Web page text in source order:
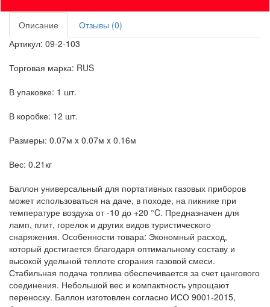
Описание
Отзывы (0)
Артикул: 09-2-103
Торговая марка: RUS
В упаковке: 1 шт.
В коробке: 12 шт.
Размеры: 0.07м x 0.07м x 0.16м
Вес: 0.21кг
Баллон универсальный для портативных газовых приборов
может использоваться на даче, в походе, на пикнике при
температуре воздуха от -10 до +20 °C. Предназначен для
ламп, плит, горелок и других видов туристического
снаряжения. Особенности товара: Экономный расход,
который достигается благодаря оптимальному составу и
высокой удельной теплоте сгорания газовой смеси.
Стабильная подача топлива обеспечивается за счет цангового
соединения. Небольшой вес и компактность упрощают
переноску. Баллон изготовлен согласно ИСО 9001-2015,